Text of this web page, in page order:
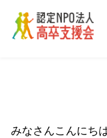
みなさんこんにち